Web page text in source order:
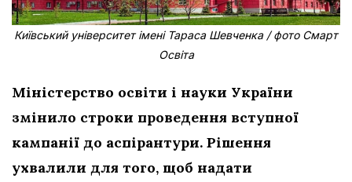
Київський університет імені Тараса Шевченка / фото Смарт
Освіта
Міністерство освіти і науки України
змінило строки проведення вступної
кампанії до аспірантури. Рішення
ухвалили для того, щоб надати